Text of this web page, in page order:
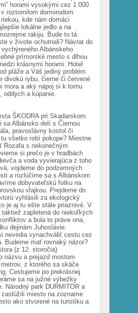
horami vysokými cez 1 000
roztomilom domorodom
kde nám domáci
lokálne jedlo a na
rakiju. Bude to tá
v živote ochutnali? Návrat do
Albánskeho
prímorské mesto s dlhou
krásnymi horami. Hotel
pláže a Váš jediný problém
divokú rybu, čierne či červené
mora a aký nápoj si k tomu
oddych a kúpanie.
ŠKODRA pri Skadarskom
sa Albánsko delí s Čiernou
pravoslávny kostol či
všetko robí pokope? Miestne
Rozafa s nekonečným
si prečo je v hradbách
a voda vyvierajúca z toho
vojdeme do podzemných
a rozlúčime sa s Albánskom
dobyvateľskú fotku na
vlajkou. Prejdeme do
vyhlásili za ekologický
je aj tu ešte stále priaznivé. V
taktiež zapletená do niekoľkých
a bola to práve ona,
dejinám Juhoslávie.
nevedia vynachváliť cestu cez
Budeme mať rovnaký názor?
(z 12. storočia)
názvu a prejazd mostom
z ktorého sa skáče
Cestujeme po prekrásnej
sa na južné výbežky
Národný park DURMITOR a
zaslúžili miesto na zozname
ako stvorené na turistiku a